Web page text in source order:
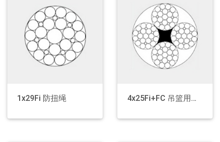
1x29Fi 防扭绳 4x25Fi+FC 吊篮用钢丝绳